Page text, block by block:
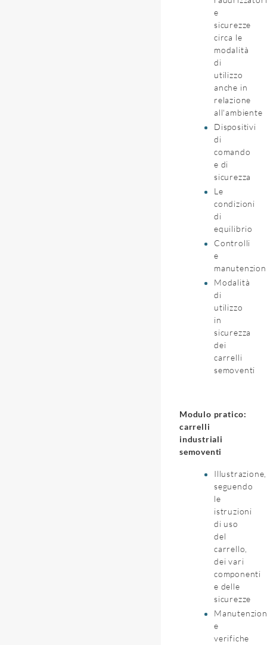
e
sicurezze
circa le
modalità
di
utilizzo
anche in
relazione
all'ambiente
Dispositivi
di
comando
e di
sicurezza
Le
condizioni
di
equilibrio
Controlli
e
Modalità
di
utilizzo
in
sicurezza
dei
carrelli
semoventi
Modulo pratico:
carrelli
industriali
semoventi
Illustrazione,
seguendo
le
istruzioni
di uso
del
carrello,
dei vari
componenti
e delle
sicurezze
e
verifiche